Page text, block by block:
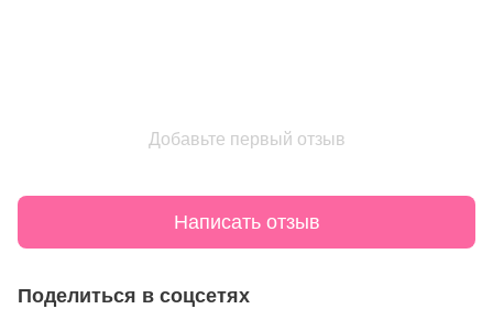
Добавьте первый отзыв
Написать отзыв
Поделиться в соцсетях